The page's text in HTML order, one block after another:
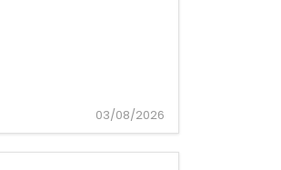
03/08/2026